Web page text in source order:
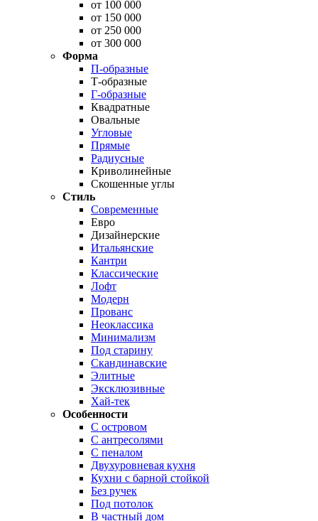
от 100 000
от 150 000
от 250 000
от 300 000
Форма
П-образные
Т-образные
Г-образные
Квадратные
Овальные
Угловые
Прямые
Радиусные
Криволинейные
Скошенные углы
Стиль
Современные
Евро
Дизайнерские
Итальянские
Кантри
Классические
Лофт
Модерн
Прованс
Неоклассика
Минимализм
Под старину
Скандинавские
Элитные
Эксклюзивные
Хай-тек
Особенности
С островом
С антресолями
С пеналом
Двухуровневая кухня
Кухни с барной стойкой
Без ручек
Под потолок
В частный дом